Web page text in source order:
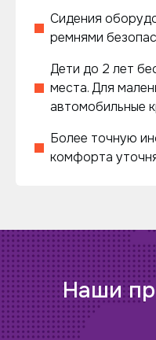
Сидения
ремнями
Дети до 2 лет
места. Для
автомобильные
Более точную
комфорта
Наши